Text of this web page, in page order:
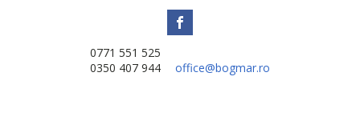
0771 551 525
0350 407 944
office@bogmar.ro